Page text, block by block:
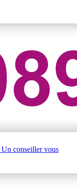
Un conseiller vous